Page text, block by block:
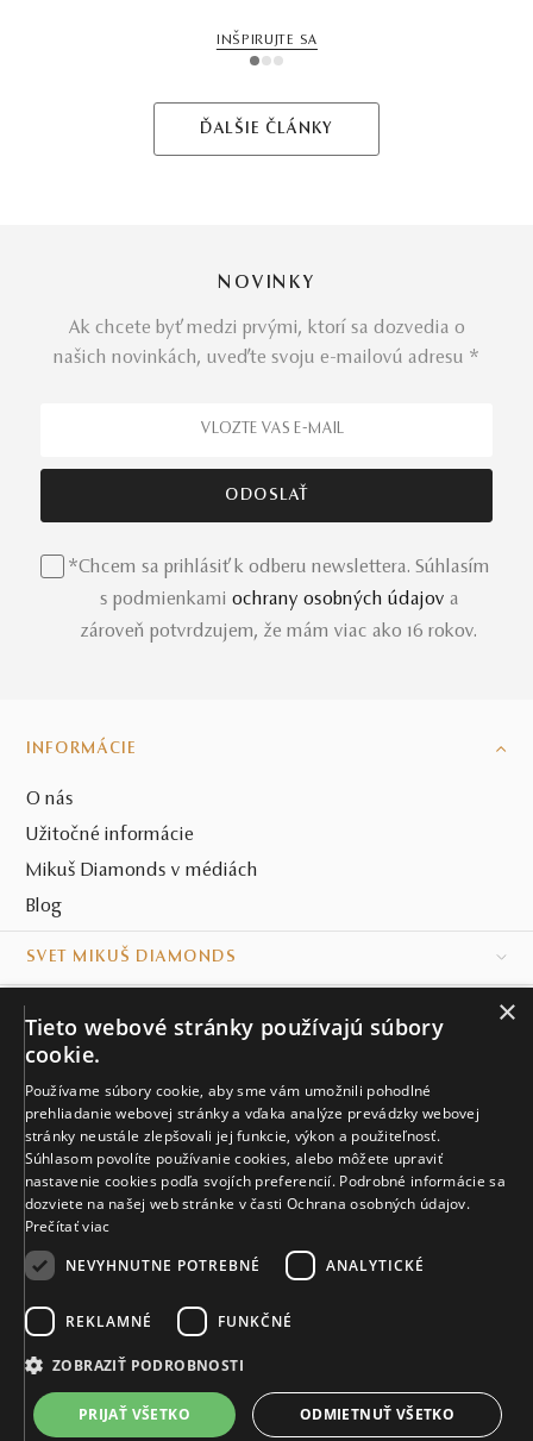
INŠPIRUJTE SA
1 2 3
ĎALŠIE ČLÁNKY
3 566 €
Vyrobíme a doručíme do 21 dní
VIAC INFO
NOVINKY
Ak chcete byť medzi prvými, ktorí sa dozvedia o
našich novinkách, uveďte svoju e-mailovú adresu *
*Chcem sa prihlásiť k odberu newslettera. Súhlasím
s podmienkami ochrany osobných údajov a
zároveň potvrdzujem, že mám viac ako 16 rokov.
INFORMÁCIE
O nás
Užitočné informácie
Mikuš Diamonds v médiách
Blog
SVET MIKUŠ DIAMONDS
KONTAKT
Naše klenotníctva
Sídlo spoločnosti
© MIKUŠ DIAMONDS, A.S. 2026. VŠETKY PRÁVA VYHRADENÉ.
×
Tieto webové stránky používajú súbory
cookie.
Používame súbory cookie, aby sme vám umožnili pohodlné
prehliadanie webovej stránky a vďaka analýze prevádzky webovej
stránky neustále zlepšovali jej funkcie, výkon a použiteľnosť.
Súhlasom povolíte používanie cookies, alebo môžete upraviť
nastavenie cookies podľa svojích preferencií. Podrobné informácie sa
dozviete na našej web stránke v časti Ochrana osobných údajov.
Prečítať viac
NEVYHNUTNE POTREBNÉ
ANALYTICKÉ
REKLAMNÉ FUNKČNÉ
ZOBRAZIŤ PODROBNOSTI
PRIJAŤ VŠETKO ODMIETNUŤ VŠETKO